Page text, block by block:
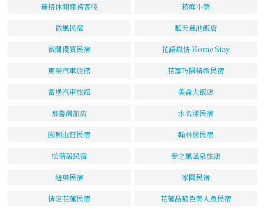
麗格休閒商務客棧 菘庭小築
微風民宿 藍天麗池飯店
薇閣優質民宿 花語風情 Home Stay
東榮汽車旅館 花簷巧隅精緻民宿
富堡汽車旅館 美侖大飯店
那魯灣旅店 水名漾民宿
國興山莊民宿 翰林居民宿
松蒲居民宿 春之風溫泉旅店
紐奧民宿 家園民宿
情定花蓮民宿 花蓮晶藍色美人魚民宿